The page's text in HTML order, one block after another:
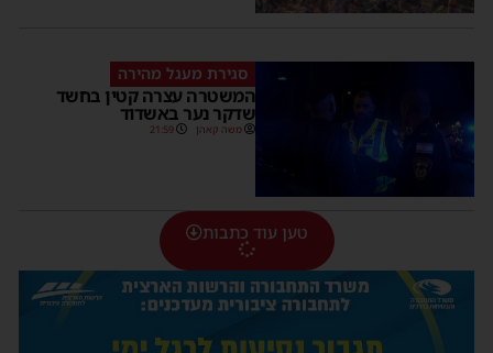
סגירת מעגל מהירה
המשטרה עצרה קטין בחשד
שדקר נער באשדוד
משה קאהן 21:59
טען עוד כתבות